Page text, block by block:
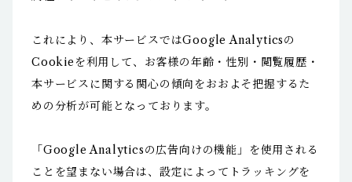
これにより、本サービスではGoogle Analyticsの
Cookieを利用して、お客様の年齢・性別・閲覧履歴・
本サービスに関する関心の傾向をおおよそ把握するた
めの分析が可能となっております。
「Google Analyticsの広告向けの機能」を使用される
ことを望まない場合は、設定によってトラッキングを